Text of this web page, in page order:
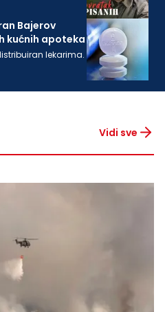
Bajerov
kućnih apoteka
lekarima.
Vidi sve